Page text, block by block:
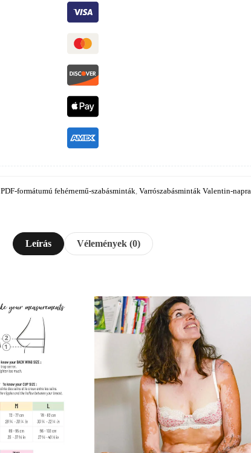
PDF-formátumú fehérnemű-szabásminták Varrószabásminták Valentin-napra
Leírás Vélemények (0)